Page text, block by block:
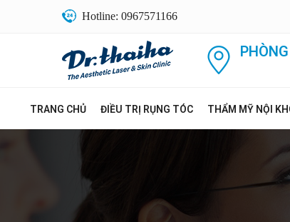
Hotline: 0967571166
TRANG CHỦ ĐIỀU TRỊ RỤNG TÓC THẨM MỸ NỘI